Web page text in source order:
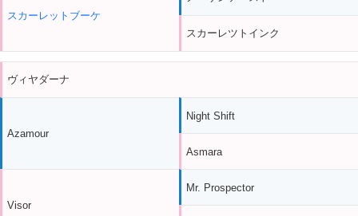
スカーレットブーケ
スカーレツトインク
ヴィヤダーナ
Azamour
Visor
Night Shift
Asmara
Mr. Prospector